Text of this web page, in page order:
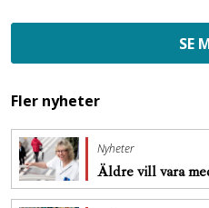
SE
Fler nyheter
Nyheter
Äldre vill vara